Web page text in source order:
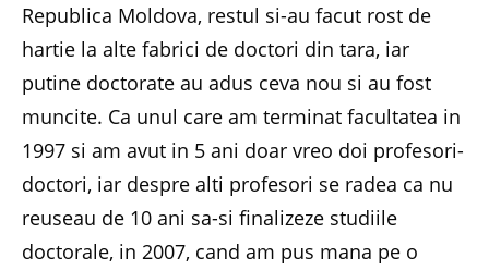
Republica Moldova, restul si-au facut rost de
hartie la alte fabrici de doctori din tara, iar
putine doctorate au adus ceva nou si au fost
muncite. Ca unul care am terminat facultatea in
1997 si am avut in 5 ani doar vreo doi profesori-
doctori, iar despre alti profesori se radea ca nu
reuseau de 10 ani sa-si finalizeze studiile
doctorale, in 2007, cand am pus mana pe o